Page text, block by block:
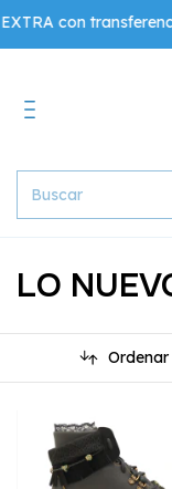
transferencia
LO
Ordenar